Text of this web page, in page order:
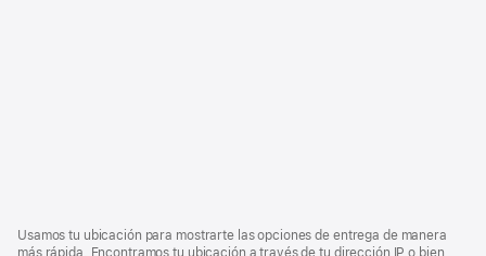
página
pie
de
Usamos tu ubicación para mostrarte las opciones de entrega de manera
más rápida. Encontramos tu ubicación a través de tu dirección IP o bien